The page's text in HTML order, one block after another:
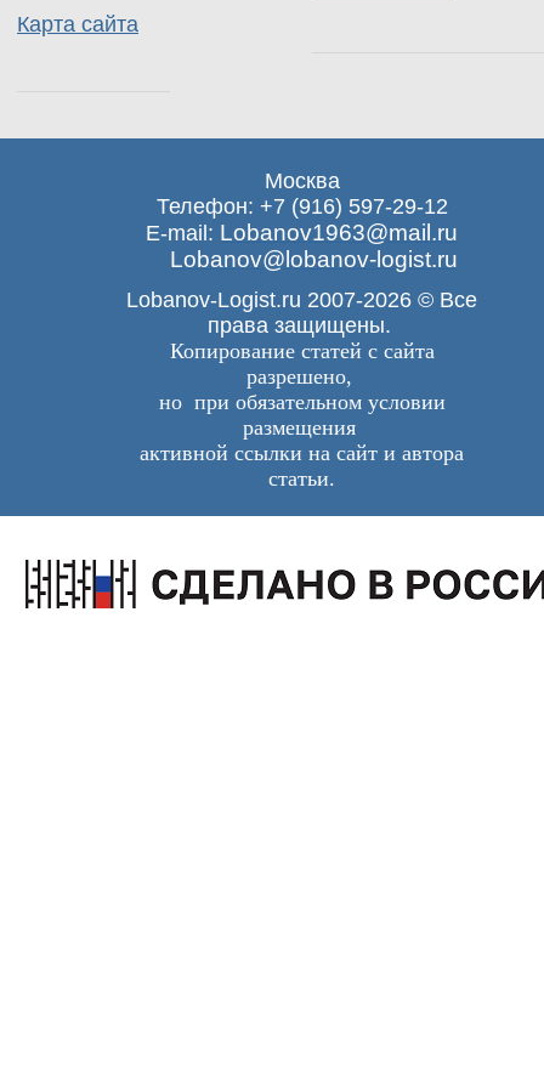
Карта сайта
Москва
Телефон: +7 (916) 597-29-12
E-mail: Lobanov1963@mail.ru
Lobanov@lobanov-logist.ru
Lobanov-Logist.ru 2007-2026 © Все
права защищены.
Копирование статей с сайта
разрешено,
но при обязательном условии
размещения
активной ссылки на сайт и автора
статьи.